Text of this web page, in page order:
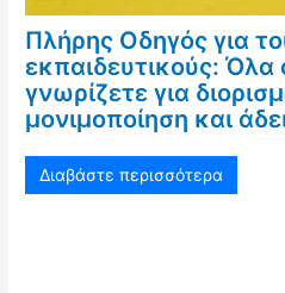
Πλήρης Οδηγός για
εκπαιδευτικούς: Όλα
γνωρίζετε για
μονιμοποίηση και
Διαβάστε περισσότερα